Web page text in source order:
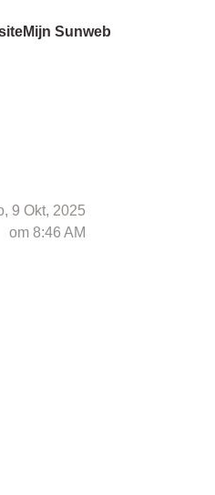
Mijn Sunweb
9 Okt, 2025
om 8:46 AM